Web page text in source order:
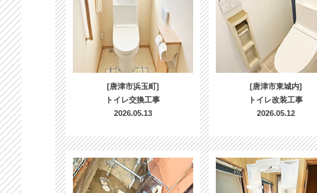
[唐津市浜玉町]
トイレ交換工事
2026.05.13
[唐津市東城内]
トイレ改装工事
2026.05.12